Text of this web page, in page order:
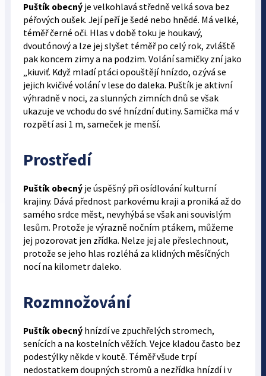
Puštík obecnýje velkohlavá středně velká sova bez
péřových oušek. Její peří je šedé nebo hnědé. Má velké,
téměř černé oči. Hlas v době toku je houkavý,
dvoutónový a lze jej slyšet téměř po celý rok, zvláště
pak koncem zimy a na podzim. Volání samičky zní jako
„kiuviť. Když mladí ptáci opouštějí hnízdo, ozývá se
jejich kvičivé volání v lese do daleka. Puštík je aktivní
výhradně v noci, za slunných zimních dnů se však
ukazuje ve vchodu do své hnízdní dutiny. Samička má v
rozpětí asi 1 m, sameček je menší.
Prostředí
Puštík obecnýje úspěšný při osídlování kulturní
krajiny. Dává přednost parkovému kraji a proniká až do
samého srdce měst, nevyhýbá se však ani souvislým
lesům. Protože je výrazně nočním ptákem, můžeme
jej pozorovat jen zřídka. Nelze jej ale přeslechnout,
protože se jeho hlas rozléhá za klidných měsíčných
nocí na kilometr daleko.
Rozmnožování
Puštík obecnýhnízdí ve zpuchřelých stromech,
senících a na kostelních věžích. Vejce kladou často bez
podestýlky někde v koutě. Téměř všude trpí
nedostatkem doupných stromů a nezřídka hnízdí i v